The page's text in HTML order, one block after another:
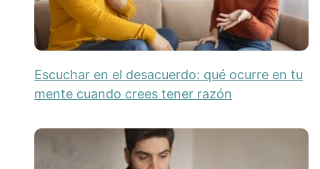
Escuchar en el desacuerdo: qué ocurre en tu
mente cuando crees tener razón